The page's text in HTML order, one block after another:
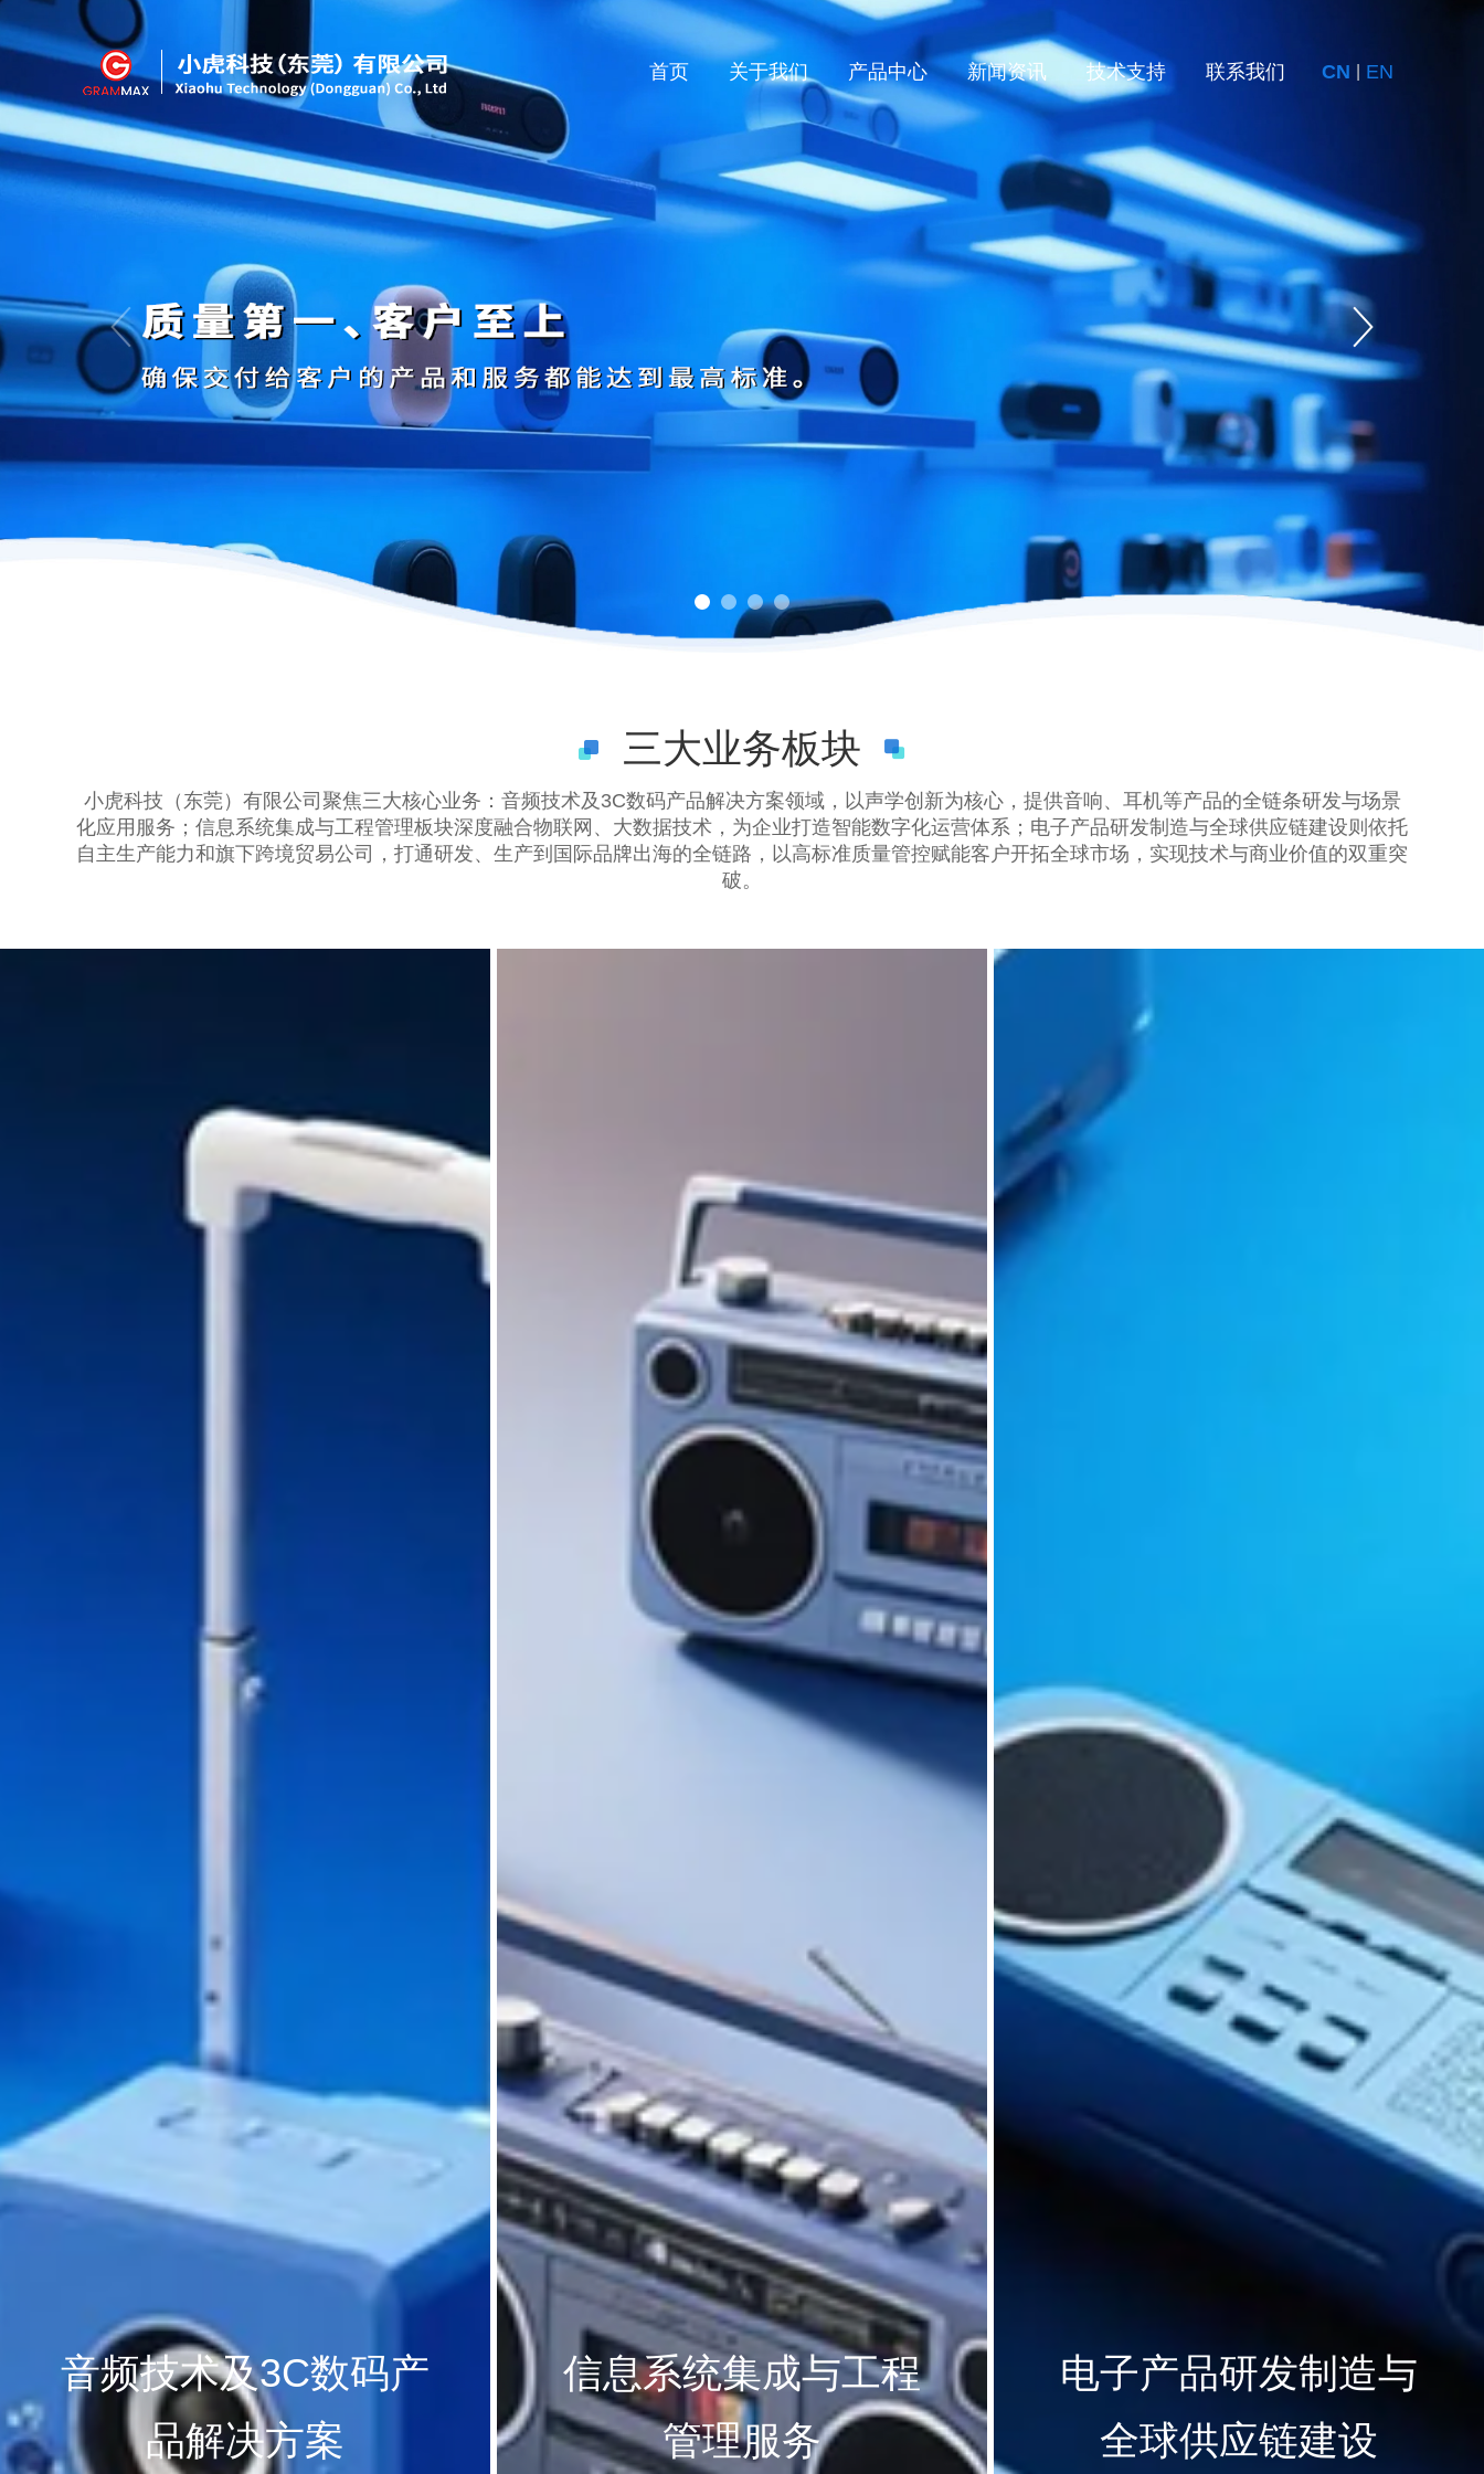
首页 关于我们 产品中心 新闻资讯 技术支持 联系我们 CN EN
三大业务板块
小虎科技（东莞）有限公司聚焦三大核心业务：音频技术及3C数码产品解决方案领域，以声学创新为核心，提供音响、耳机等产品的全链条研发与场景
化应用服务；信息系统集成与工程管理板块深度融合物联网、大数据技术，为企业打造智能数字化运营体系；电子产品研发制造与全球供应链建设则依托
自主生产能力和旗下跨境贸易公司，打通研发、生产到国际品牌出海的全链路，以高标准质量管控赋能客户开拓全球市场，实现技术与商业价值的双重突
破。
音频技术及3C数码产
品解决方案
信息系统集成与工程
管理服务
电子产品研发制造与
全球供应链建设